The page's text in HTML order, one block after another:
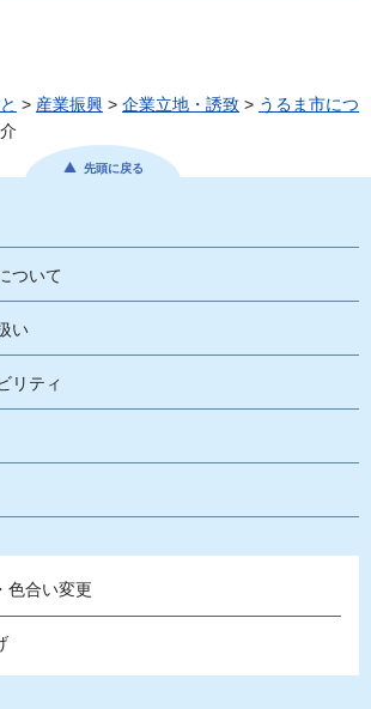
> 産業振興 > 企業立地・誘致 > うるま市につ
先頭に戻る
ついて
い
リティ
色合い変更